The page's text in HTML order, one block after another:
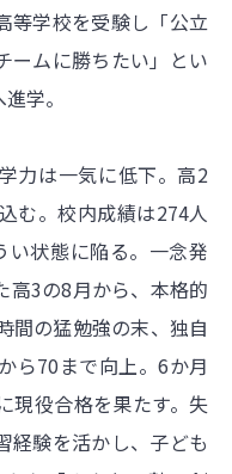
等学校を受験し「公立
ームに勝ちたい」とい
学。
力は一気に低下。高2
む。校内成績は274人
い状態に陥る。一念発
高3の8月から、本格的
間の猛勉強の末、独自
ら70まで向上。6か月
現役合格を果たす。失
経験を活かし、子ども